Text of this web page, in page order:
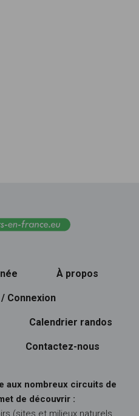
À propos
Connexion
Calendrier randos
Contactez-nous
aux nombreux circuits de
de découvrir :
(sites et milieux naturels,